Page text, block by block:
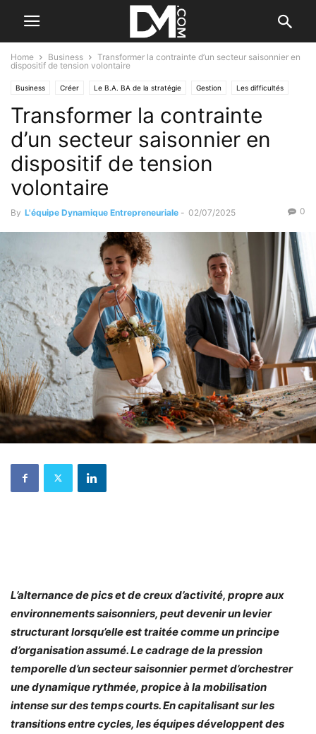
Home Business
Transformer la contrainte d’un secteur saisonnier en
dispositif de tension volontaire
Business Créer Le B.A. BA de la stratégie Gestion Les difficultés
Valorisation d'entreprise Reprendre/Céder Vérifier l'entreprise
Transformer la contrainte
d’un secteur saisonnier en
dispositif de tension
volontaire
By L'équipe Dynamique Entrepreneuriale - 02/07/2025 0
L’alternance de pics et de creux d’activité, propre aux
environnements saisonniers, peut devenir un levier
structurant lorsqu’elle est traitée comme un principe
d’organisation assumé. Le cadrage de la pression
temporelle d’un secteur saisonnier permet d’orchestrer
une dynamique rythmée, propice à la mobilisation
intense sur des temps courts. En capitalisant sur les
transitions entre cycles, les équipes développent des